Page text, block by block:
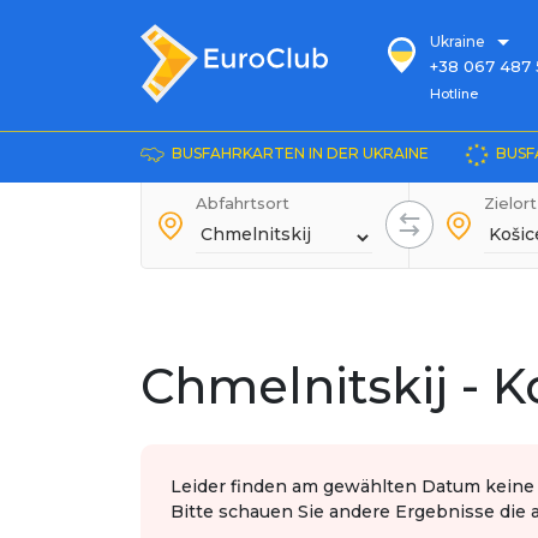
Ukraine
+38 067 487
Hotline
die Auskunft
+38 044
+38 067 240
Hotline
BUSFAHRKARTEN IN DER UKRAINE
Abfahrtsort Zielort
Chmelnitskij -
Leider finden am gewählten Datum
Bitte schauen Sie andere Ergebnisse die